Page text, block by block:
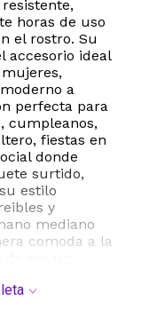
horas de uso
el rostro. Su
accesorio ideal
a
perfecta para
cumpleanos,
fiestas en
donde
surtido,
estilo
y
mediano
comoda a la
ser